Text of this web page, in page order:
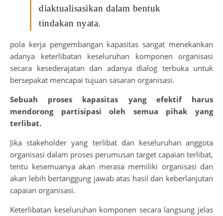
diaktualisasikan dalam bentuk
tindakan nyata.
pola kerja pengembangan kapasitas sangat menekankan
adanya keterlibatan keseluruhan komponen organisasi
secara kesederajatan dan adanya dialog terbuka untuk
bersepakat mencapai tujuan sasaran organisasi.
Sebuah proses kapasitas yang efektif harus
mendorong partisipasi oleh semua pihak yang
terlibat.
Jika stakeholder yang terlibat dan keseluruhan anggota
organisasi dalam proses perumusan target capaian terlibat,
tentu kesemuanya akan merasa memiliki organisasi dan
akan lebih bertanggung jawab atas hasil dan keberlanjutan
capaian organisasi.
Keterlibatan keseluruhan komponen secara langsung jelas